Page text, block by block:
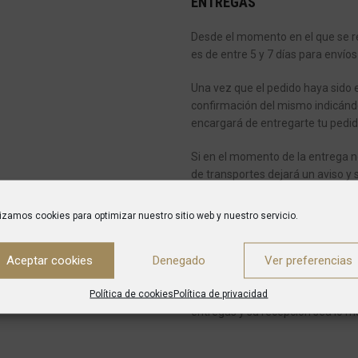
cookies para optimizar nuestro sitio web y nuestro servicio.
Aceptar cookies Denegado Ver preferencias
Política de cookiesPolítica de privacidad
Desde el momento en el que se
es de entre 5 y 7 días para
Una vez que el pedido haya
confirmación del mismo
encargará de entregarte tu
Si en el momento de la entrega
de transportes dejará un aviso y
En caso de pedidos con varios
El producto será entregado
negocio.
En ningún caso, el
introducirlo en el domicilio del
sobre todo cuando el producto
entregas y su recepción sea lo